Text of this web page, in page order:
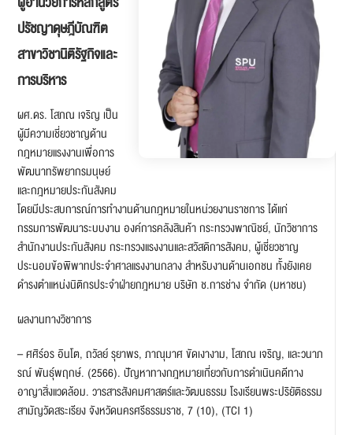
ปรัชญาดุษฎีบัณฑิต
สาขาวิชานิติรัฐกิจและ
การบริหาร
ผศ.ดร. โสภณ เจริญ เป็น
ผู้มีความเชี่ยวชาญด้าน
กฎหมายแรงงานเพื่อการ
พัฒนาทรัพยากรมนุษย์
และกฎหมายประกันสังคม
โดยมีประสบการณ์การทำงานด้านกฎหมายในหน่วยงานราชการ ได้แก่
กรรมการพัฒนาระบบงาน องค์การคลังสินค้า กระทรวงพาณิชย์, นักวิชาการ
สำนักงานประกันสังคม กระทรวงแรงงานและสวัสดิการสังคม, ผู้เชี่ยวชาญ
ประนอมข้อพิพาทประจำศาลแรงงานกลาง สำหรับงานด้านเอกชน ทั้งยังเคย
ดำรงตำแหน่งนิติกรประจำฝ่ายกฎหมาย บริษัท ช.การช่าง จำกัด (มหาชน)
ผลงานทางวิชาการ
– ศศิร์อร อินโต, ถวัลย์ รุยาพร, ภาณุมาศ ขัดเงางาม, โสภณ เจริญ, และวนาภ
รณ์ พันธุ์พฤกษ์. (2566). ปัญหาทางกฎหมายเกี่ยวกับการดำเนินคดีทาง
อาญาสิ่งแวดล้อม. วารสารสังคมศาสตร์และวัฒนธรรม โรงเรียนพระปริยัติธรรม
สามัญวัดสระเรียง จังหวัดนครศรีธรรมราช, 7 (10), (TCI 1)